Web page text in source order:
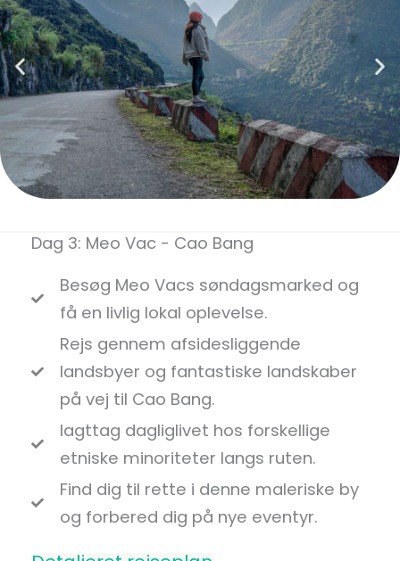
Dag 3: Meo Vac - Cao Bang
Besøg Meo Vacs søndagsmarked og
få en livlig lokal oplevelse.
Rejs gennem afsidesliggende
landsbyer og fantastiske landskaber
på vej til Cao Bang.
Iagttag dagliglivet hos forskellige
etniske minoriteter langs ruten.
Find dig til rette i denne maleriske by
og forbered dig på nye eventyr.